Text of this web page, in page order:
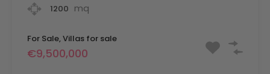
1200 mq
For Sale, Villas for sale
€9,500,000